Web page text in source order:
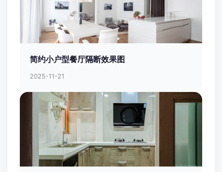
简约小户型餐厅隔断效果图
2025-11-21